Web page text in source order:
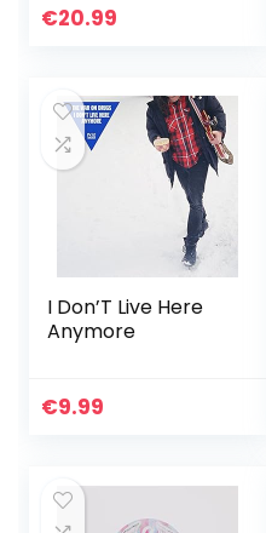
Ontwerp voor
€20.99
I Don’T Live Here
Anymore
€9.99